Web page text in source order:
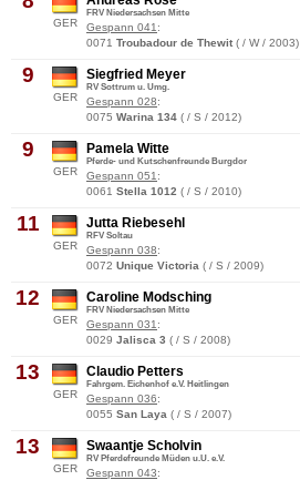
GER
FRV Niedersachsen Mitte
Gespann 041 :
0071 Troubadour de Thewit ( / W / 2003)
9
GER
Siegfried Meyer
RV Sottrum u. Umg.
Gespann 028:
0075 Warina 134 ( / S / 2012)
9
GER
Pamela Witte
Pferde- und Kutschenfreunde Burgdor
Gespann 051 :
0061 Stella 1012 ( / S / 2010)
11
GER
Jutta Riebesehl
RFV Soltau
Gespann 038:
0072 Unique Victoria ( / S / 2009)
12
GER
Caroline Modsching
FRV Niedersachsen Mitte
Gespann 031 :
0029 Jalisca 3 ( / S / 2008)
13
GER
Claudio Petters
Fahrgem. Eichenhof e.V. Heitlingen
Gespann 036:
0055 San Laya ( / S / 2007)
13
GER
Swaantje Scholvin
RV Pferdefreunde Müden u.U. e.V.
Gespann 043: